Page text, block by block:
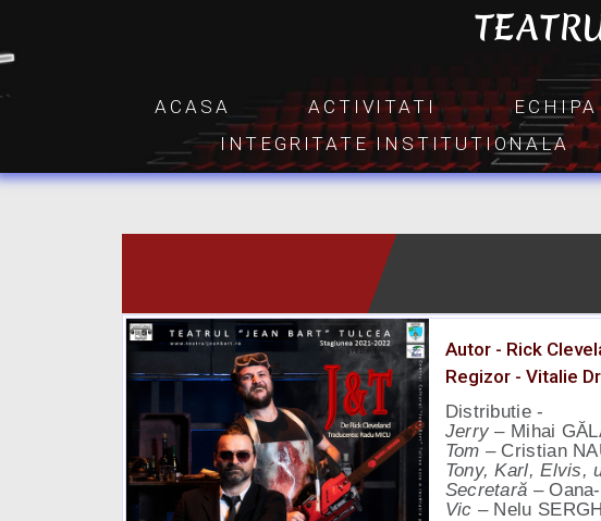
ACASA ACTIVITATI ECHIPA
INTEGRITATE INSTITUTIONALA
Autor - Rick
Regizor - Vitalie
Distributie -
Jerry – Mihai
Tom – Cristian
Tony, Karl, Elvis,
Secretară –
Vic – Nelu